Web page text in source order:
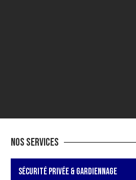
Nos services
Sécurité privée & gardiennage